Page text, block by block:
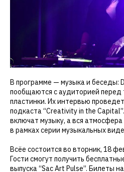
В программе — музыка и беседы:
пообщаются с аудиторией перед
пластинки. Их интервью
подкаста “Creativity in the
включат музыку, а вся
в рамках серии музыкальных
Всёе состоится во вторник, 18
Гости смогут получить
выпуска “Sac Art Pulse”. Билеты